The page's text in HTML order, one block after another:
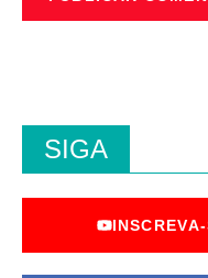
SIGA